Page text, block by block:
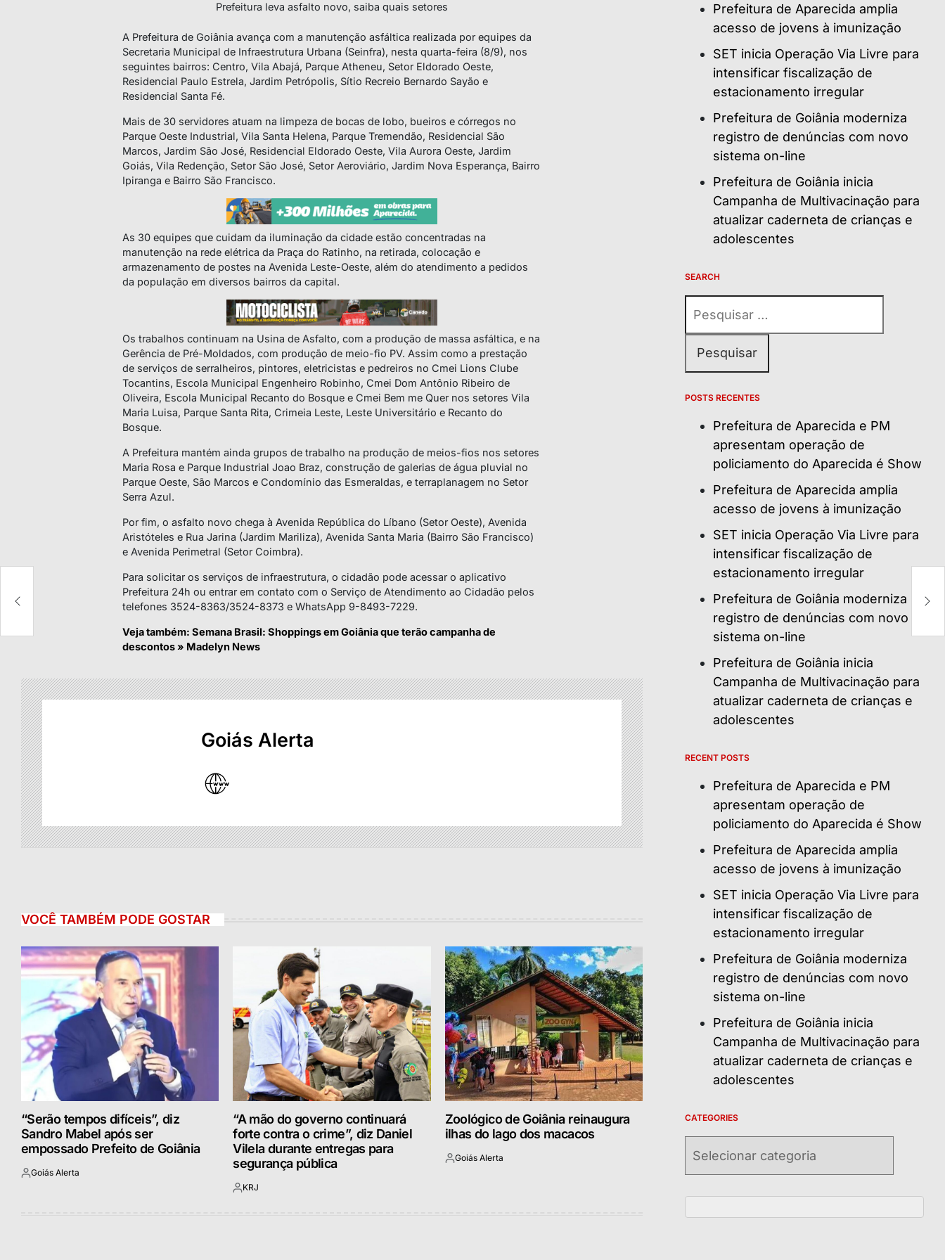
Prefeitura leva asfalto novo, saiba quais setores
A Prefeitura de Goiânia avança com a manutenção asfáltica realizada por equipes da
Secretaria Municipal de Infraestrutura Urbana (Seinfra), nesta quarta-feira (8/9), nos
seguintes bairros: Centro, Vila Abajá, Parque Atheneu, Setor Eldorado Oeste,
Residencial Paulo Estrela, Jardim Petrópolis, Sítio Recreio Bernardo Sayão e
Residencial Santa Fé.
Mais de 30 servidores atuam na limpeza de bocas de lobo, bueiros e córregos no
Parque Oeste Industrial, Vila Santa Helena, Parque Tremendão, Residencial São
Marcos, Jardim São José, Residencial Eldorado Oeste, Vila Aurora Oeste, Jardim
Goiás, Vila Redenção, Setor São José, Setor Aeroviário, Jardim Nova Esperança, Bairro
Ipiranga e Bairro São Francisco.
As 30 equipes que cuidam da iluminação da cidade estão concentradas na
manutenção na rede elétrica da Praça do Ratinho, na retirada, colocação e
armazenamento de postes na Avenida Leste-Oeste, além do atendimento a pedidos
da população em diversos bairros da capital.
Os trabalhos continuam na Usina de Asfalto, com a produção de massa asfáltica, e na
Gerência de Pré-Moldados, com produção de meio-fio PV. Assim como a prestação
de serviços de serralheiros, pintores, eletricistas e pedreiros no Cmei Lions Clube
Tocantins, Escola Municipal Engenheiro Robinho, Cmei Dom Antônio Ribeiro de
Oliveira, Escola Municipal Recanto do Bosque e Cmei Bem me Quer nos setores Vila
Maria Luisa, Parque Santa Rita, Crimeia Leste, Leste Universitário e Recanto do
Bosque.
A Prefeitura mantém ainda grupos de trabalho na produção de meios-fios nos setores
Maria Rosa e Parque Industrial Joao Braz, construção de galerias de água pluvial no
Parque Oeste, São Marcos e Condomínio das Esmeraldas, e terraplanagem no Setor
Serra Azul.
Por fim, o asfalto novo chega à Avenida República do Líbano (Setor Oeste), Avenida
Aristóteles e Rua Jarina (Jardim Mariliza), Avenida Santa Maria (Bairro São Francisco)
e Avenida Perimetral (Setor Coimbra).
Para solicitar os serviços de infraestrutura, o cidadão pode acessar o aplicativo
Prefeitura 24h ou entrar em contato com o Serviço de Atendimento ao Cidadão pelos
telefones 3524-8363/3524-8373 e WhatsApp 9-8493-7229.
Veja também: Semana Brasil: Shoppings em Goiânia que terão campanha de
descontos » Madelyn News
Goiás Alerta
VOCÊ TAMBÉM PODE GOSTAR
“Serão tempos difíceis”, diz
Sandro Mabel após ser
empossado Prefeito de Goiânia
Postado
Goiás Alerta
“A mão do governo continuará
forte contra o crime”, diz Daniel
Vilela durante entregas para
segurança pública
Postado
KRJ
Zoológico de Goiânia reinaugura
ilhas do lago dos macacos
Postado
Goiás Alerta
Prefeitura de Aparecida amplia
acesso de jovens à imunização
SET inicia Operação Via Livre para
intensificar fiscalização de
estacionamento irregular
Prefeitura de Goiânia moderniza
registro de denúncias com novo
sistema on-line
Prefeitura de Goiânia inicia
Campanha de Multivacinação para
atualizar caderneta de crianças e
adolescentes
SEARCH
por:
POSTS RECENTES
Prefeitura de Aparecida e PM
apresentam operação de
policiamento do Aparecida é Show
Prefeitura de Aparecida amplia
acesso de jovens à imunização
SET inicia Operação Via Livre para
intensificar fiscalização de
estacionamento irregular
Prefeitura de Goiânia moderniza
registro de denúncias com novo
sistema on-line
Prefeitura de Goiânia inicia
Campanha de Multivacinação para
atualizar caderneta de crianças e
adolescentes
RECENT POSTS
Prefeitura de Aparecida e PM
apresentam operação de
policiamento do Aparecida é Show
Prefeitura de Aparecida amplia
acesso de jovens à imunização
SET inicia Operação Via Livre para
intensificar fiscalização de
estacionamento irregular
Prefeitura de Goiânia moderniza
registro de denúncias com novo
sistema on-line
Prefeitura de Goiânia inicia
Campanha de Multivacinação para
atualizar caderneta de crianças e
adolescentes
CATEGORIES